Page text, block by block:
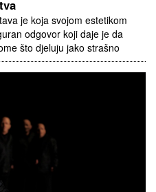
je koja svojom estetikom
odgovor koji daje je da
što djeluju jako strašno